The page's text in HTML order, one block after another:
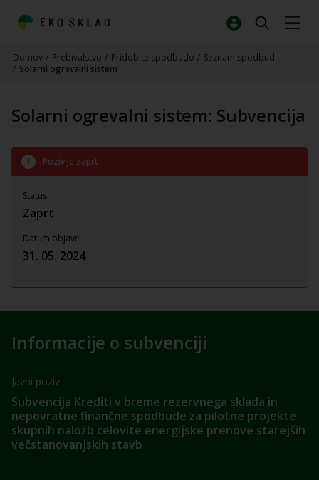
Domov / Prebivalstvo / Pridobite spodbudo / Seznam spodbud
/ Solarni ogrevalni sistem
Solarni ogrevalni sistem: Subvencija
Informacije o subvenciji
Javni poziv
Subvencija Krediti v breme rezervnega sklada in
nepovratne finančne spodbude za pilotne projekte
skupnih naložb celovite energijske prenove starejših
večstanovanjskih stavb
Poziv je zaprt
Status
Zaprt
Datum objave
31. 05. 2024